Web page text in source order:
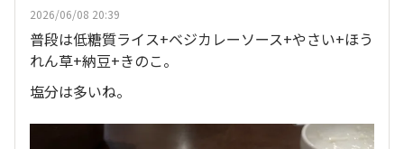
2026/06/08 20:39
普段は低糖質ライス+ベジカレーソース+やさい+ほう
れん草+納豆+きのこ。
塩分は多いね。